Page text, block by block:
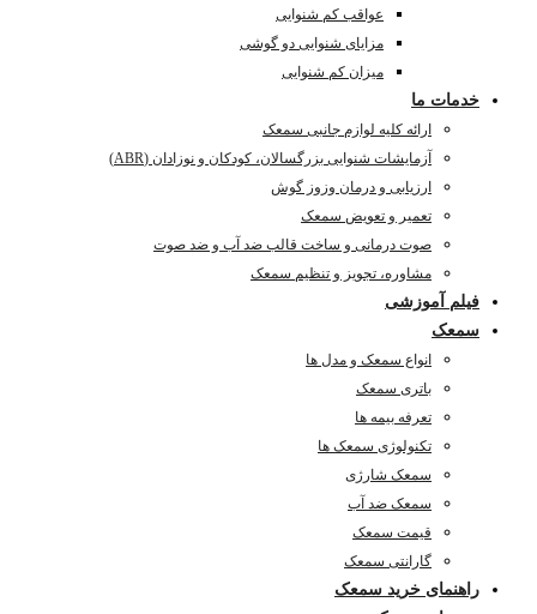
عواقب کم شنوایی
مزایای شنوایی دو گوشی
میزان کم شنوایی
خدمات ما
ارائه کلیه لوازم جانبی سمعک
آزمایشات شنوایی بزرگسالان، کودکان و نوزادان (ABR)
ارزیابی و درمان وزوز گوش
تعمیر و تعویض سمعک
صوت درمانی و ساخت قالب ضد آب و ضد صوت
مشاوره، تجویز و تنظیم سمعک
فیلم آموزشی
سمعک
انواع سمعک و مدل ها
باتری سمعک
تعرفه بیمه ها
تکنولوژی سمعک ها
سمعک شارژی
سمعک ضد آب
قیمت سمعک
گارانتی سمعک
راهنمای خرید سمعک